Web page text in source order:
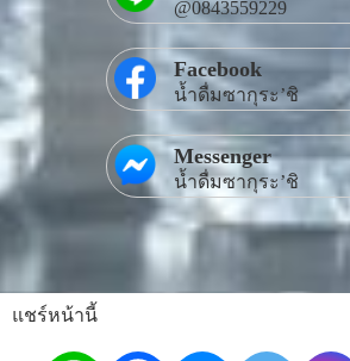
@0843559229
Facebook
น้ำดื่มซากุระ’ชิ
Messenger
น้ำดื่มซากุระ’ชิ
แชร์หน้านี้